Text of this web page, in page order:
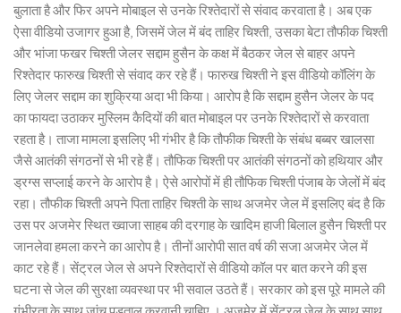
बुलाता है और फिर अपने मोबाइल से उनके रिश्तेदारों से संवाद करवाता है। अब एक
ऐसा वीडियो उजागर हुआ है, जिसमें जेल में बंद ताहिर चिश्ती, उसका बेटा तौफीक चिश्ती
और भांजा फखर चिश्ती जेलर सद्दाम हुसैन के कक्ष में बैठकर जेल से बाहर अपने
रिश्तेदार फारुख चिश्ती से संवाद कर रहे हैं। फारुख चिश्ती ने इस वीडियो कॉलिंग के
लिए जेलर सद्दाम का शुक्रिया अदा भी किया। आरोप है कि सद्दाम हुसैन जेलर के पद
का फायदा उठाकर मुस्लिम कैदियों की बात मोबाइल पर उनके रिश्तेदारों से करवाता
रहता है। ताजा मामला इसलिए भी गंभीर है कि तौफीक चिश्ती के संबंध बब्बर खालसा
जैसे आतंकी संगठनों से भी रहे हैं। तौफिक चिश्ती पर आतंकी संगठनों को हथियार और
ड्रग्स सप्लाई करने के आरोप है। ऐसे आरोपों में ही तौफिक चिश्ती पंजाब के जेलों में बंद
रहा। तौफीक चिश्ती अपने पिता ताहिर चिश्ती के साथ अजमेर जेल में इसलिए बंद है कि
उस पर अजमेर स्थित ख्वाजा साहब की दरगाह के खादिम हाजी बिलाल हुसैन चिश्ती पर
जानलेवा हमला करने का आरोप है। तीनों आरोपी सात वर्ष की सजा अजमेर जेल में
काट रहे हैं। सेंट्रल जेल से अपने रिश्तेदारों से वीडियो कॉल पर बात करने की इस
घटना से जेल की सुरक्षा व्यवस्था पर भी सवाल उठते हैं। सरकार को इस पूरे मामले की